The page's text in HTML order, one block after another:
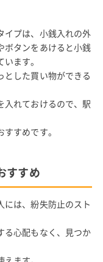
イプは、小銭入れの外
ボタンをあけると小銭
ます。
した買い物ができる
入れておけるので、駅
すめです。
すすめ
は、紛失防止のスト
る心配もなく、見つか